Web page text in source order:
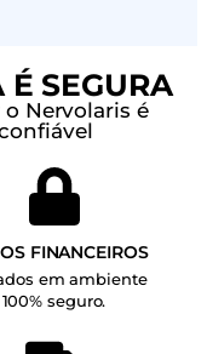
SEGURA
Nervolaris é
FINANCEIROS
em ambiente
100% seguro.